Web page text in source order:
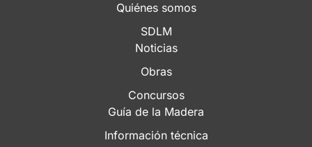
Quiénes somos
SDLM
Noticias
Obras
Concursos
Guía de la Madera
Información técnica